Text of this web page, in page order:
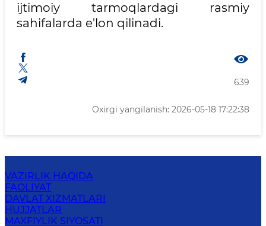
ijtimoiy tarmoqlardagi rasmiy
sahifalarda e'lon qilinadi.
639
Oxirgi yangilanish: 2026-05-18 17:22:38
VAZIRLIK HAQIDA
FAOLIYAT
DAVLAT XIZMATLARI
HUJJATLAR
MAXFIYLIK SIYOSATI